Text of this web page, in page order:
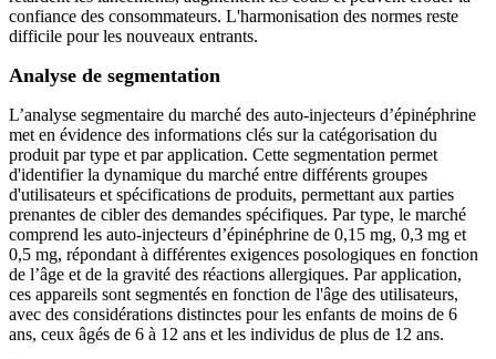
confiance des consommateurs. L'harmonisation des normes reste
difficile pour les nouveaux entrants.
Analyse de segmentation
L’analyse segmentaire du marché des auto-injecteurs d’épinéphrine
met en évidence des informations clés sur la catégorisation du
produit par type et par application. Cette segmentation permet
d'identifier la dynamique du marché entre différents groupes
d'utilisateurs et spécifications de produits, permettant aux parties
prenantes de cibler des demandes spécifiques. Par type, le marché
comprend les auto-injecteurs d’épinéphrine de 0,15 mg, 0,3 mg et
0,5 mg, répondant à différentes exigences posologiques en fonction
de l’âge et de la gravité des réactions allergiques. Par application,
ces appareils sont segmentés en fonction de l'âge des utilisateurs,
avec des considérations distinctes pour les enfants de moins de 6
ans, ceux âgés de 6 à 12 ans et les individus de plus de 12 ans.